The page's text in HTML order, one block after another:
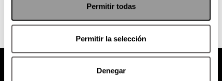
Permitir todas
Permitir la selección
Denegar